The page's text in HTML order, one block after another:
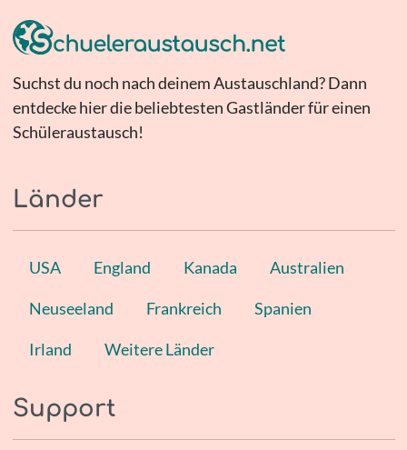
Suchst du noch nach deinem Austauschland? Dann
entdecke hier die beliebtesten Gastländer für einen
Schüleraustausch!
Länder
USA England Kanada Australien
Neuseeland Frankreich Spanien
Irland Weitere Länder
Support